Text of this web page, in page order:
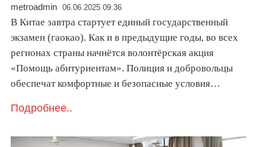
metroadmin 06.06.2025 09:36
В Китае завтра стартует единый государственный
экзамен (гаокао). Как и в предыдущие годы, во всех
регионах страны начнётся волонтёрская акция
«Помощь абитуриентам». Полиция и добровольцы
обеспечат комфортные и безопасные условия…
Подробнее..